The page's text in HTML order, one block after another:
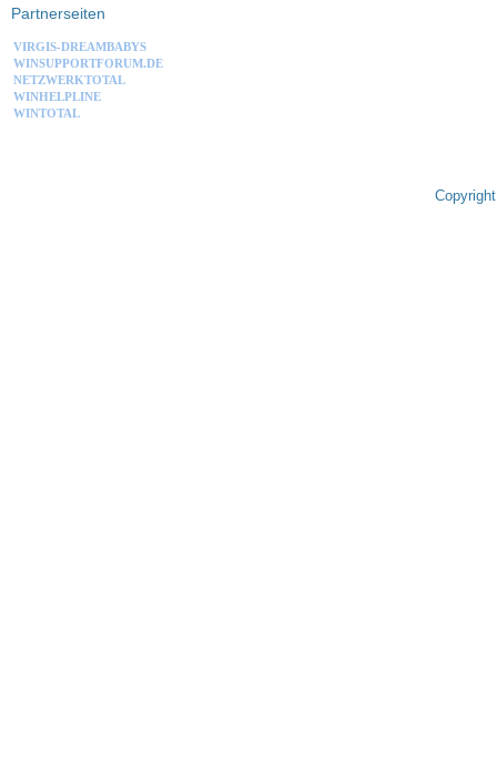
Partnerseiten
VIRGIS-DREAMBABYS
WINSUPPORTFORUM.DE
NETZWERKTOTAL
WINHELPLINE
WINTOTAL